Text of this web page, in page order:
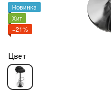
Новинка
Хит
−21%
Цвет